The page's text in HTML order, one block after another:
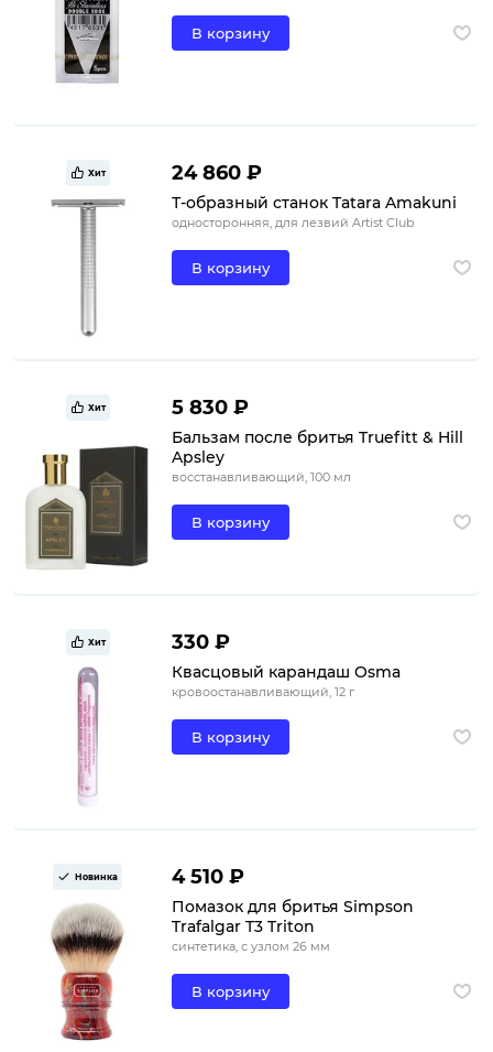
В корзину
Хит 24 860 ₽
Т-образный станок Tatara Amakuni
односторонняя, для лезвий Artist Club
В корзину
Хит 5 830 ₽
Бальзам после бритья Truefitt & Hill
Apsley
восстанавливающий, 100 мл
В корзину
Хит 330 ₽
Квасцовый карандаш Osma
кровоостанавливающий, 12 г
В корзину
Новинка 4 510 ₽
Помазок для бритья Simpson
Trafalgar T3 Triton
синтетика, с узлом 26 мм
В корзину